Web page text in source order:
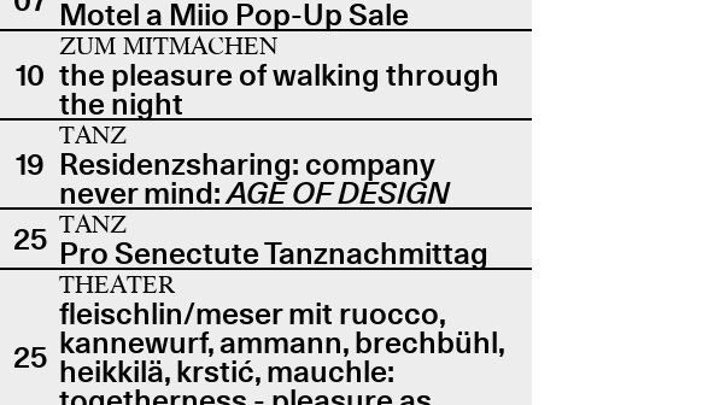
Motel a Miio Pop-Up Sale
10
ZUM MITMACHEN
the pleasure of walking through
the night
19
TANZ
Residenzsharing: company
never mind:AGE OF DESIGN
25 TANZ
Pro Senectute Tanznachmittag
25
THEATER
fleischlin/meser mit ruocco,
kannewurf, ammann, brechbühl,
heikkilä, krstić, mauchle: